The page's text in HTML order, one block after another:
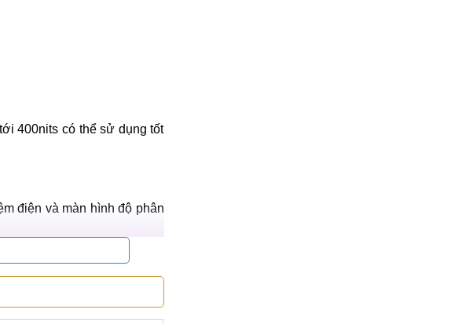
400nits có thể sử dụng tốt
điện và màn hình độ phân